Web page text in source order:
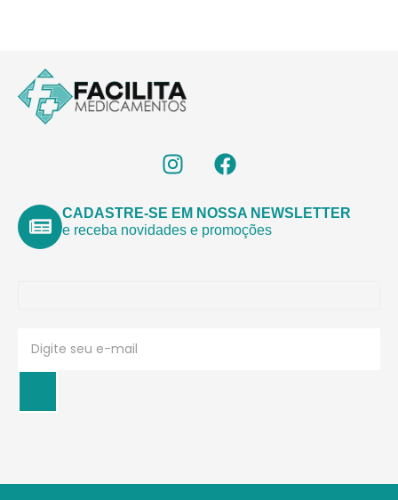
CADASTRE-SE EM NOSSA NEWSLETTER
e receba novidades e promoções